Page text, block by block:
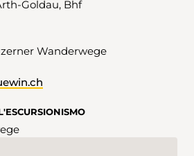
07h45 Arth-Goldau, Bhf
Wanderwege